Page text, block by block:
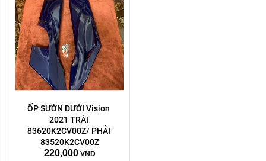
ỐP SƯỜN DƯỚI Vision
2021 TRÁI
83620K2CV00Z/ PHẢI
83520K2CV00Z
220,000 VND